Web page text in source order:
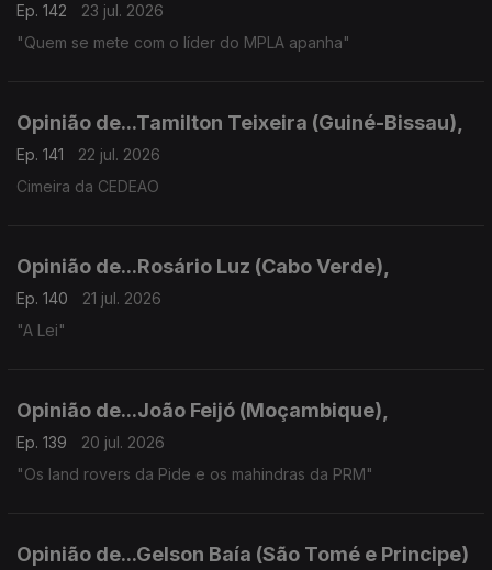
Ep. 142
23 jul. 2026
"Quem se mete com o líder do MPLA apanha"
Opinião de...Tamilton Teixeira (Guiné-Bissau),
Ep. 141
22 jul. 2026
Cimeira da CEDEAO
Opinião de...Rosário Luz (Cabo Verde),
Ep. 140
21 jul. 2026
"A Lei"
Opinião de...João Feijó (Moçambique),
Ep. 139
20 jul. 2026
"Os land rovers da Pide e os mahindras da PRM"
Opinião de...Gelson Baía (São Tomé e Principe)